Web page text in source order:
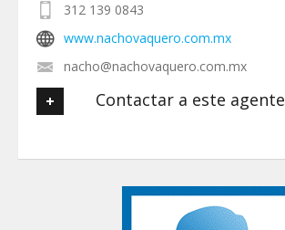
312 139 0843
www.nachovaquero.com.mx
nacho@nachovaquero.com.mx
Contactar a este agente